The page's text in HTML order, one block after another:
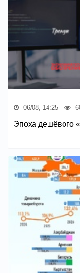
06/08, 14:25
Эпоха дешёвого